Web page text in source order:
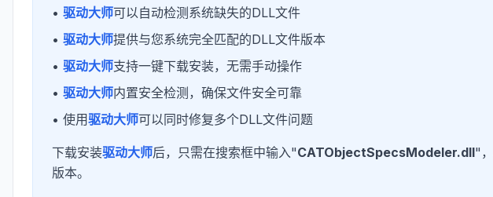
• 驱动大师可以自动检测系统缺失的DLL文件
• 驱动大师提供与您系统完全匹配的DLL文件版本
• 驱动大师支持一键下载安装，无需手动操作
• 驱动大师内置安全检测，确保文件安全可靠
• 使用驱动大师可以同时修复多个DLL文件问题
下载安装驱动大师后，只需在搜索框中输入"CATObjectSpecsModeler.dll"，
版本。